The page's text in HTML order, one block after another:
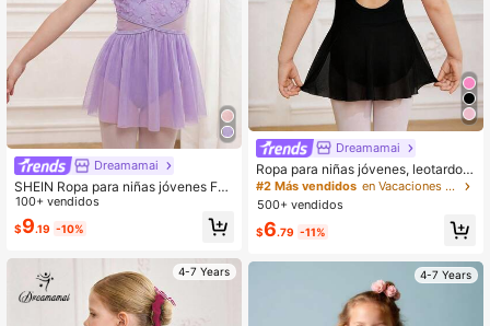
Dreamamai
SHEIN Ropa para niñas jóvenes Fal
da de tutú de ballet, encaje púrpura
con flores 3D, linda, Navidad, vuelt
a a la escuela
100+ vendidos
$9.19 -10%
4-7 Years
Dreamamai
Ropa para niñas jóvenes, leotardo p
rofesional de ballet, entrenamiento,
lindo, Navidad, vuelta a la escuela
#2 Más vendidos
en Vacaciones Ropa deportiva para chicas jóvenes
500+ vendidos
$6.79 -11%
4-7 Years